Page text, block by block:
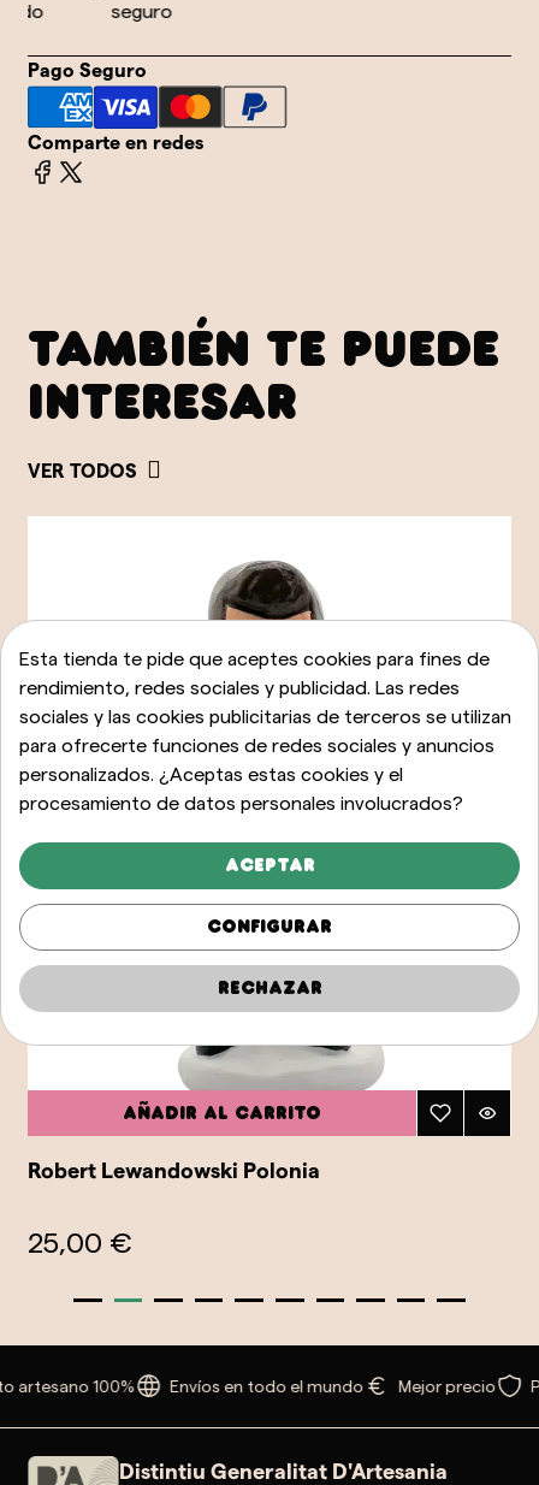
seguro
Pago Seguro
Comparte en redes
TAMBIÉN TE PUEDE
INTERESAR
VER TODOS
Añadir al carrito
Robert Lewandowski Polonia
25,00 €
artesano 100% Envíos en todo el mundo Mejor precio
Distintiu Generalitat D'Artesania
Esta tienda te pide que aceptes cookies para fines de
rendimiento, redes sociales y publicidad. Las redes
sociales y las cookies publicitarias de terceros se utilizan
para ofrecerte funciones de redes sociales y anuncios
personalizados. ¿Aceptas estas cookies y el
procesamiento de datos personales involucrados?
Aceptar
Configurar
Rechazar